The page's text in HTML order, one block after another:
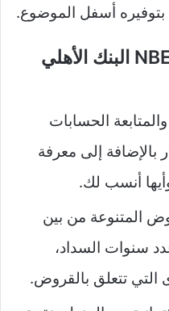
بتوفيره أسفل الموضوع.
خدمات تطبيق NBE Mobile البنك الأهلي
الحسابات
بالإضافة إلى معرفة
أنسب لك.
المتنوعة من بين
سنوات السداد،
التي تتعلق بالقروض.